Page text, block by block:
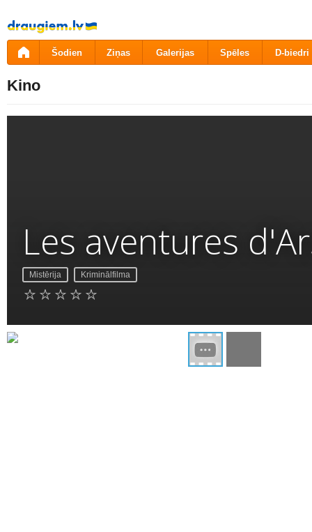
Pāriet
uz
saturu
Šodien Ziņas Galerijas Spēles D-biedri
Kino
Les aventures
Mistērija Kriminālfilma